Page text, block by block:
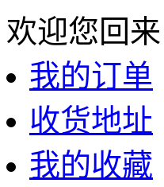
欢迎您回来
我的订单
收货地址
我的收藏